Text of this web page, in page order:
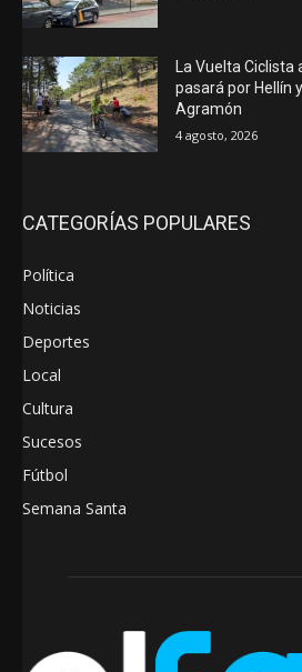
La Vuelta
pasará por Hellín
Agramón
4 agosto, 2026
CATEGORÍAS POPULARES
Política
Noticias
Deportes
Local
Cultura
Sucesos
Fútbol
Semana Santa